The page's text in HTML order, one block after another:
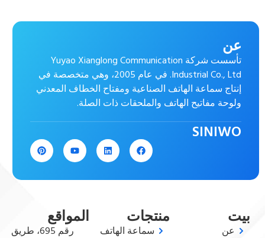
عن
تأسست شركة Yuyao Xianglong Communication
Industrial Co., Ltd. في عام 2005، وهي متخصصة في
إنتاج سماعة الهاتف الصناعية ومفتاح الخطاف المعدني
ولوحة مفاتيح الهاتف والملحقات ذات الصلة.
SINIWO
بيت
عن
منتجات
سماعة الهاتف
المواقع
رقم 695، طريق